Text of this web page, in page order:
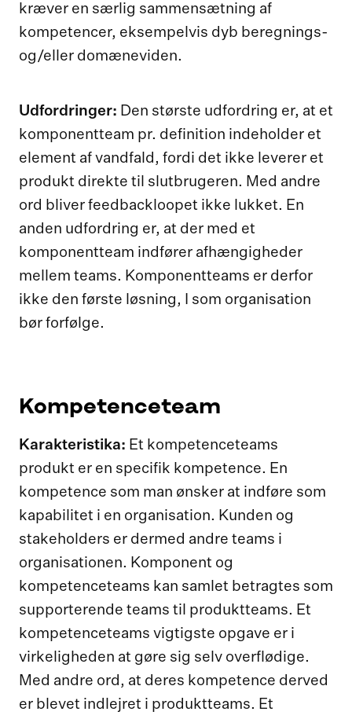
kræver en særlig sammensætning af
kompetencer, eksempelvis dyb beregnings-
og/eller domæneviden.
Udfordringer: Den største udfordring er, at et
komponentteam pr. definition indeholder et
element af vandfald, fordi det ikke leverer et
produkt direkte til slutbrugeren. Med andre
ord bliver feedbackloopet ikke lukket. En
anden udfordring er, at der med et
komponentteam indfører afhængigheder
mellem teams. Komponentteams er derfor
ikke den første løsning, I som organisation
bør forfølge.
Kompetenceteam
Karakteristika: Et kompetenceteams
produkt er en specifik kompetence. En
kompetence som man ønsker at indføre som
kapabilitet i en organisation. Kunden og
stakeholders er dermed andre teams i
organisationen. Komponent og
kompetenceteams kan samlet betragtes som
supporterende teams til produktteams. Et
kompetenceteams vigtigste opgave er i
virkeligheden at gøre sig selv overflødige.
Med andre ord, at deres kompetence derved
er blevet indlejret i produktteams. Et